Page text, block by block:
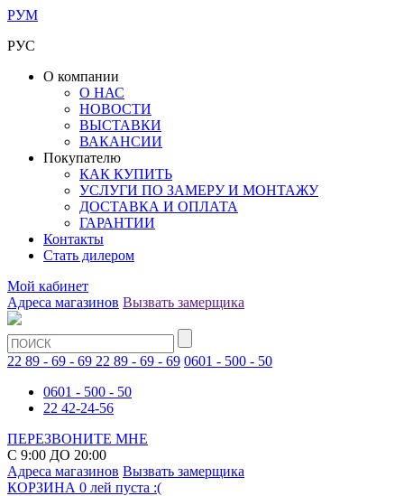
РУМ
РУС
О компании
О НАС
НОВОСТИ
ВЫСТАВКИ
ВАКАНСИИ
Покупателю
КАК КУПИТЬ
УСЛУГИ ПО ЗАМЕРУ И МОНТАЖУ
ДОСТАВКА И ОПЛАТА
ГАРАНТИИ
Контакты
Стать дилером
Мой кабинет
Адреса магазинов Вызвать замерщика
22 89 - 69 - 69 22 89 - 69 - 69 0601 - 500 - 50
0601 - 500 - 50
22 42-24-56
ПЕРЕЗВОНИТЕ МНЕ
С 9:00 ДО 20:00
Адреса магазинов Вызвать замерщика
КОРЗИНА 0 лей пуста :(